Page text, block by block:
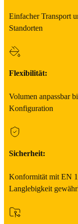
Einfacher Transport
Standorten
Flexibilität:
Volumen anpassbar
Konfiguration
Sicherheit:
Konformität mit EN
Langlebigkeit